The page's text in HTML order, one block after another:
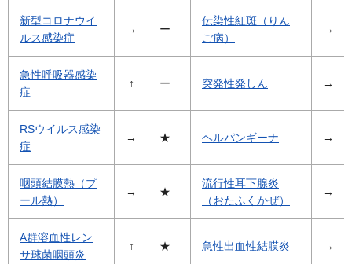
新型コロナウイ
ルス感染症
→ ー
伝染性紅斑（りん
ご病）
→
急性呼吸器感染
症
↑ ー 突発性発しん →
RSウイルス感染
症
→ ★ ヘルパンギーナ →
咽頭結膜熱（プ
ール熱）
→ ★
流行性耳下腺炎
（おたふくかぜ）
→
A群溶血性レン
サ球菌咽頭炎
↑ ★ 急性出血性結膜炎 →